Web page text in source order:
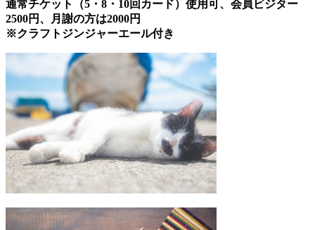
通常チケット（5・8・10回カード）使用可、会員ビジター
2500円、月謝の方は2000円
※クラフトジンジャーエール付き